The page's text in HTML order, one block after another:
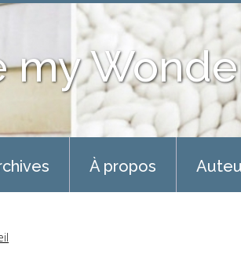
my
À propos